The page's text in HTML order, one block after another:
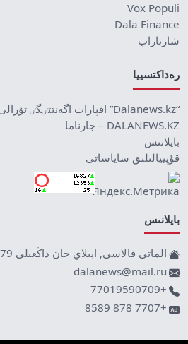
Vox Populi
Dala Finance
شارتاراپ
رەداكتسييا
“Dalanews.kz” اقپارات اگەنتتٸگٸ تۋرالى
DALANEWS.KZ – جارناما
بايلانىس
قۇپييالىلىق ساياساتى
بايلانىس
الماتى قالاسى, ابىلاي حان داڭعىلى 79, 125 وفيس.
dalanews@mail.ru
+77019590709
+7707 878 8589